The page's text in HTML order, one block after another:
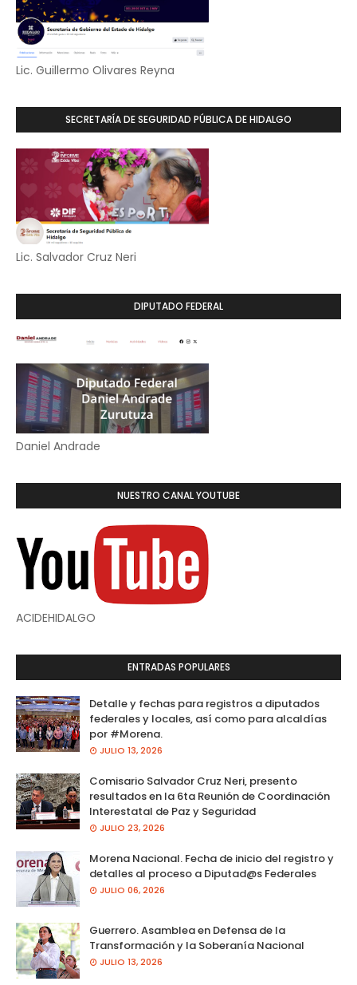
Lic. Guillermo Olivares Reyna
SECRETARÍA DE SEGURIDAD PÚBLICA DE HIDALGO
Lic. Salvador Cruz Neri
DIPUTADO FEDERAL
Daniel Andrade
NUESTRO CANAL YOUTUBE
ACIDEHIDALGO
ENTRADAS POPULARES
Detalle y fechas para registros a diputados
federales y locales, así como para alcaldías
por #Morena.
JULIO 13, 2026
Comisario Salvador Cruz Neri, presento
resultados en la 6ta Reunión de Coordinación
Interestatal de Paz y Seguridad
JULIO 23, 2026
Morena Nacional. Fecha de inicio del registro y
detalles al proceso a Diputad@s Federales
JULIO 06, 2026
Guerrero. Asamblea en Defensa de la
Transformación y la Soberanía Nacional
JULIO 13, 2026